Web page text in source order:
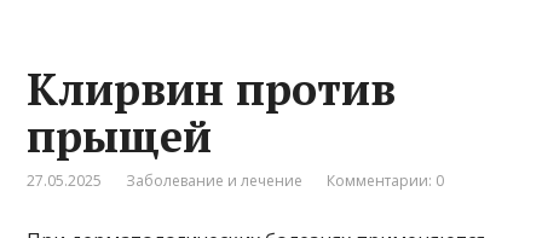
Клирвин против
прыщей
27.05.2025 Заболевание и лечение Комментарии: 0